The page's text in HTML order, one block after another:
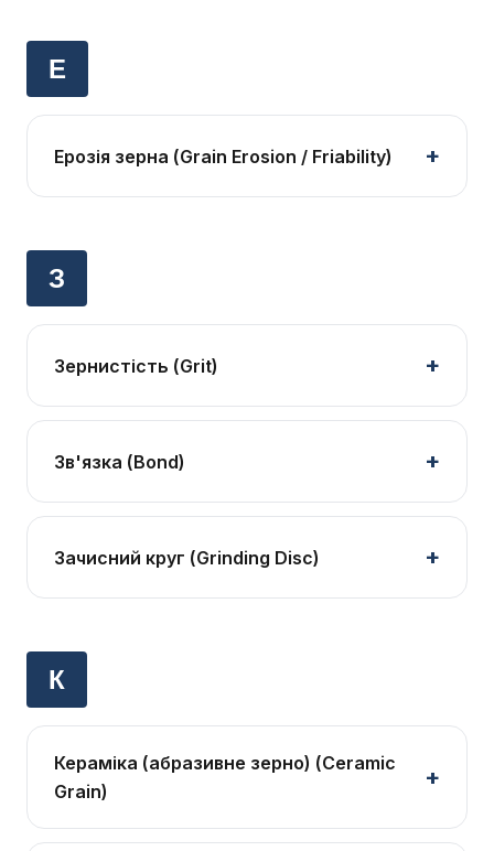
Е
Ерозія зерна (Grain Erosion / Friability)
З
Зернистість (Grit)
Зв'язка (Bond)
Зачисний круг (Grinding Disc)
К
Кераміка (абразивне зерно) (Ceramic
Grain)